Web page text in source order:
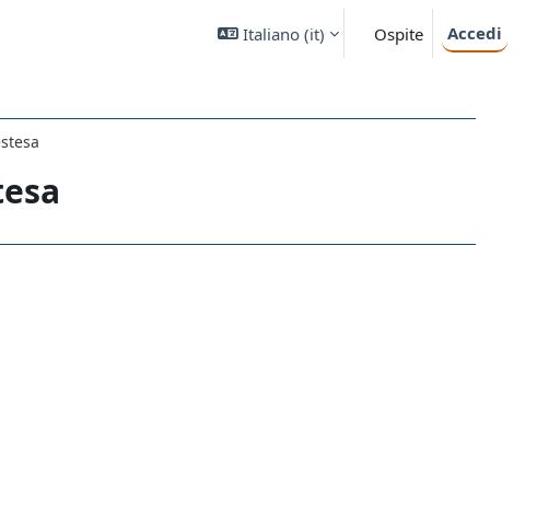
Italiano ‎(it)‎ Ospite Accedi